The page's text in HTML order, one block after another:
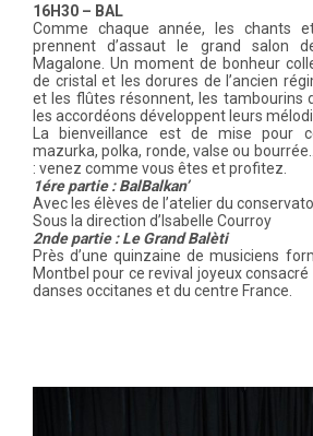
16H30 – BAL
Comme chaque année, les chants
prennent d’assaut le grand salon
Magalone. Un moment de bonheur
de cristal et les dorures de l’ancien
et les flûtes résonnent, les tambourins
les accordéons développent leurs
La bienveillance est de mise pour
mazurka, polka, ronde, valse ou
: venez comme vous êtes et profitez.
1ére partie : BalBalkan’
Avec les élèves de l’atelier du
Sous la direction d’Isabelle Courroy
2nde partie : Le Grand Balèti
Près d’une quinzaine de musiciens
Montbel pour ce revival joyeux
danses occitanes et du centre France.